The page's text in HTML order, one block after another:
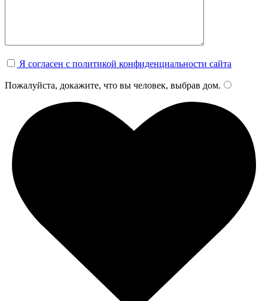
Я согласен с политикой конфиденциальности сайта
Пожалуйста, докажите, что вы человек, выбрав дом.